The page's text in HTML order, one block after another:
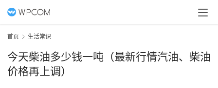
首页 生活常识
今天柴油多少钱一吨（最新行情汽油、柴油
价格再上调）